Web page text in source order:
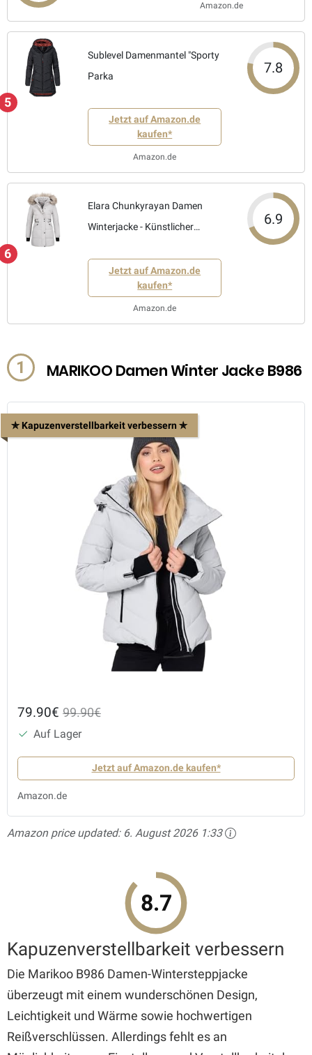
Amazon.de
5
Sublevel Damenmantel "Sporty
Parka
7.8
Jetzt auf Amazon.de
kaufen*
Amazon.de
6
Elara Chunkyrayan Damen
Winterjacke - Künstlicher
6.9
Jetzt auf Amazon.de
kaufen*
Amazon.de
1 MARIKOO Damen Winter Jacke B986
✯ Kapuzenverstellbarkeit verbessern ✯
79.90€ 99.90€
Auf Lager
Jetzt auf Amazon.de kaufen*
Amazon.de
Amazon price updated: 6. August 2026 1:33
8.7
Kapuzenverstellbarkeit verbessern
Die Marikoo B986 Damen-Wintersteppjacke
überzeugt mit einem wunderschönen Design,
Leichtigkeit und Wärme sowie hochwertigen
Reißverschlüssen. Allerdings fehlt es an